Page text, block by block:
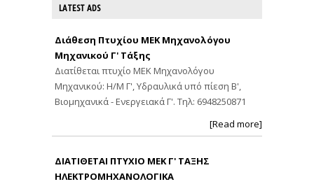
LATEST ADS
Διάθεση Πτυχίου ΜΕΚ Μηχανολόγου
Μηχανικού Γ' Τάξης
Διατίθεται πτυχίο ΜΕΚ Μηχανολόγου
Μηχανικού: Η/Μ Γ', Υδραυλικά υπό πίεση Β',
Βιομηχανικά - Ενεργειακά Γ'. Τηλ: 6948250871
[Read more]
ΔΙΑΤΙΘΕΤΑΙ ΠΤΥΧΙΟ ΜΕΚ Γ' ΤΑΞΗΣ
ΗΛΕΚΤΡΟΜΗΧΑΝΟΛΟΓΙΚΑ